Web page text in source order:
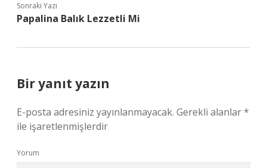
Sonraki Yazı
Papalina Balık Lezzetli Mi
Bir yanıt yazın
E-posta adresiniz yayınlanmayacak. Gerekli alanlar*
ile işaretlenmişlerdir
Yorum